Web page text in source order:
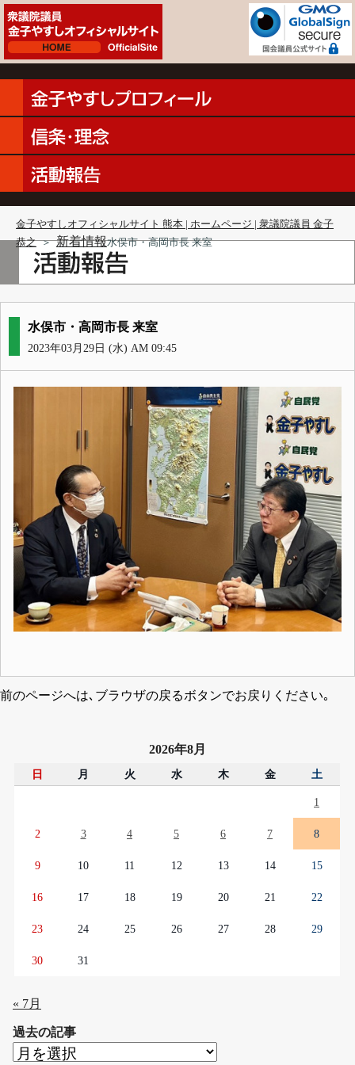
金子やすしオフィシャルサイト 熊本 | ホームページ | 衆議院議員 金子
恭之 ＞ 新着情報水俣市・高岡市長 来室
水俣市・高岡市長 来室
2023年03月29日 (水) AM 09:45
前のページへは､ブラウザの戻るボタンでお戻りください｡
2026年8月
日 月 火 水 木 金 土
1
2 3 4 5 6 7 8
9 10 11 12 13 14 15
16 17 18 19 20 21 22
23 24 25 26 27 28 29
30 31
« 7月
過去の記事
過